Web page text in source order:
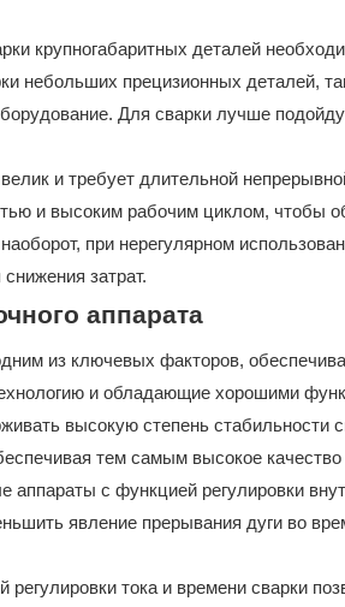
крупногабаритных деталей
небольших прецизионных деталей,
Для сварки лучше
и требует длительной
и высоким рабочим циклом, чтобы
при нерегулярном
затрат.
аппарата
из ключевых факторов,
и обладающие хорошими
высокую степень стабильности
тем самым высокое качество
с функцией регулировки
явление прерывания дуги во
тока и времени сварки